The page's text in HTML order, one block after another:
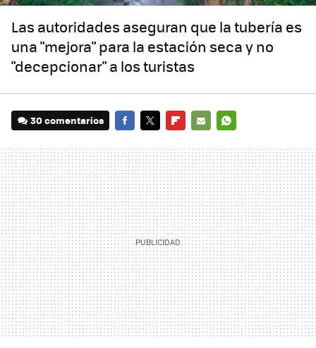
Las autoridades aseguran que la tubería es
una "mejora" para la estación seca y no
"decepcionar" a los turistas
30 comentarios
MAIL